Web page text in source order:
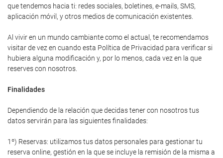
que tendemos hacia ti: redes sociales, boletines, e-mails, SMS,
aplicación móvil, y otros medios de comunicación existentes.
Al vivir en un mundo cambiante como el actual, te recomendamos
visitar de vez en cuando esta Política de Privacidad para verificar si
hubiera alguna modificación y, por lo menos, cada vez en la que
reserves con nosotros.
Finalidades
Dependiendo de la relación que decidas tener con nosotros tus
datos servirán para las siguientes finalidades:
1º) Reservas: utilizamos tus datos personales para gestionar tu
reserva online, gestión en la que se incluye la remisión de la misma a